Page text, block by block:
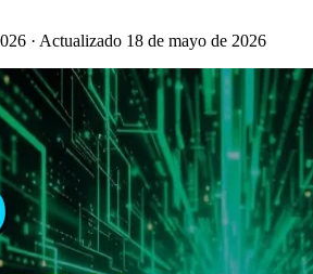
· Actualizado 18 de mayo de 2026